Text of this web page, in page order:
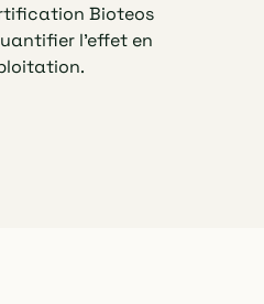
Bioteos
l'effet en